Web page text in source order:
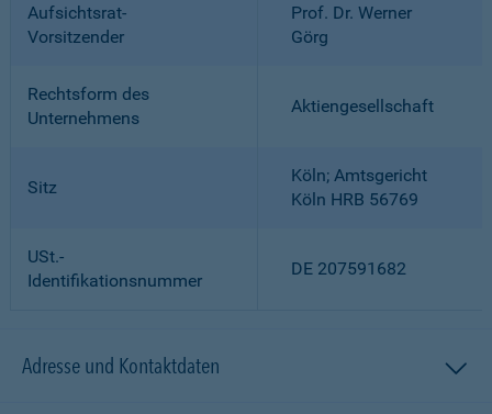
Aufsichtsrat-
Vorsitzender
Prof. Dr. Werner
Görg
Rechtsform des
Unternehmens
Aktiengesellschaft
Sitz
Köln; Amtsgericht
Köln HRB 56769
USt.-
Identifikationsnummer
DE 207591682
Adresse und Kontaktdaten